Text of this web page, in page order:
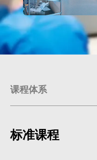
课程体系
标准课程